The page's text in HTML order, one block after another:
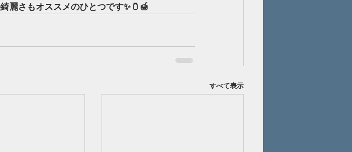
麗さもオススメのひとつです✨🫙🍯
すべて表示